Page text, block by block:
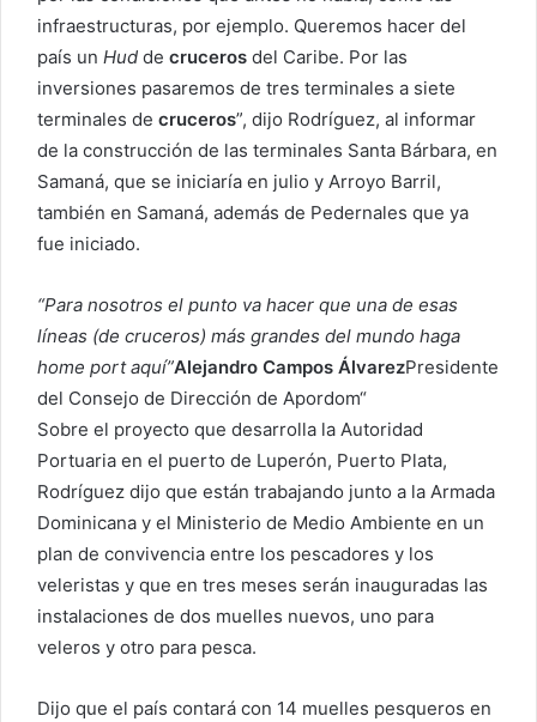
infraestructuras, por ejemplo. Queremos hacer del
país un Hud de cruceros del Caribe. Por las
inversiones pasaremos de tres terminales a siete
terminales de cruceros”, dijo Rodríguez, al informar
de la construcción de las terminales Santa Bárbara, en
Samaná, que se iniciaría en julio y Arroyo Barril,
también en Samaná, además de Pedernales que ya
fue iniciado.
“Para nosotros el punto va hacer que una de esas
líneas (de cruceros) más grandes del mundo haga
home port aquí”Alejandro Campos ÁlvarezPresidente
del Consejo de Dirección de Apordom“
Sobre el proyecto que desarrolla la Autoridad
Portuaria en el puerto de Luperón, Puerto Plata,
Rodríguez dijo que están trabajando junto a la Armada
Dominicana y el Ministerio de Medio Ambiente en un
plan de convivencia entre los pescadores y los
veleristas y que en tres meses serán inauguradas las
instalaciones de dos muelles nuevos, uno para
veleros y otro para pesca.
Dijo que el país contará con 14 muelles pesqueros en